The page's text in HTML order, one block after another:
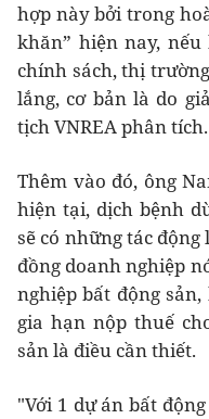
hợp này bởi trong
khăn” hiện nay,
chính sách, thị
lắng, cơ bản là do
tịch VNREA phân tích.
Thêm vào đó, ông
hiện tại, dịch bệnh
sẽ có những tác
đồng doanh nghiệp
nghiệp bất động
gia hạn nộp thuế
sản là điều cần thiết.
"Với 1 dự án bất